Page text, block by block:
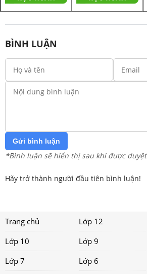
BÌNH LUẬN
Gửi bình luận
*Bình luận sẽ hiển thị sau khi được duyệt
Hãy trở thành người đầu tiên bình luận!
Trang chủ Lớp 12
Lớp 10
Lớp 9
Lớp 7
Lớp 6